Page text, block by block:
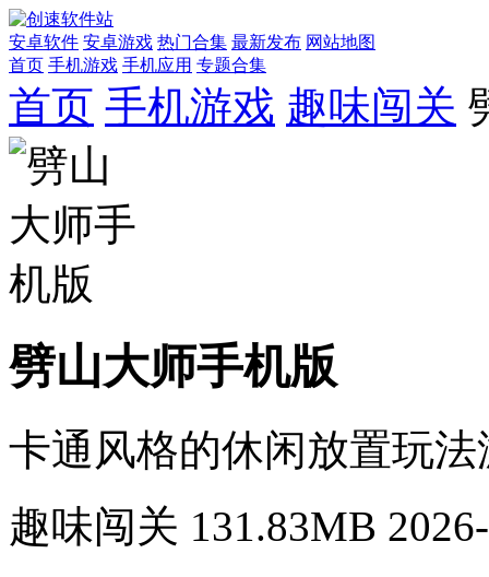
安卓软件 安卓游戏 热门合集 最新发布 网站地图
首页 手机游戏 手机应用 专题合集
首页 手机游戏 趣味闯关
劈山大师手机版
卡通风格的休闲放置玩法
趣味闯关 131.83MB